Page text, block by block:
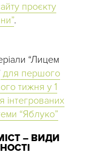
проєкту
.
“Лицем
для першого
тижня у 1
інтегрованих
“Яблуко”
– ВИДИ